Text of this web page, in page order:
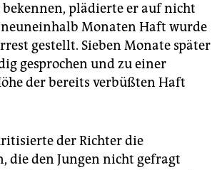
bekennen, plädierte er auf nicht
neuneinhalb Monaten Haft wurde
gestellt. Sieben Monate später
gesprochen und zu einer
der bereits verbüßten Haft
der Richter die
die den Jungen nicht gefragt